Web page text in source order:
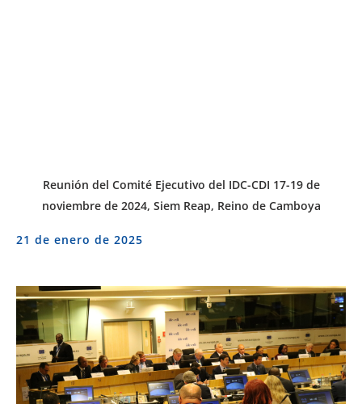
Reunión del Comité Ejecutivo del IDC-CDI 17-19 de
noviembre de 2024, Siem Reap, Reino de Camboya
21 de enero de 2025